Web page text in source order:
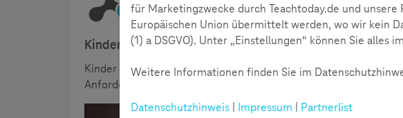
Lesezeit:3Minuten
Kinder stark machen: Mit Super Chill zu mehr Resilienz
Kinder sollen lachen, spielen, toben – nicht grübeln und
Anforderungen und Reizen macht es den Jüngsten oft schwer,
für Marketingzwecke durch Teachtoday.de und
Europäischen Union übermittelt werden, wo wir kein
(1) a DSGVO). Unter „Einstellungen“ können Sie
Weitere Informationen finden Sie im
Datenschutzhinweis Impressum Partnerlist